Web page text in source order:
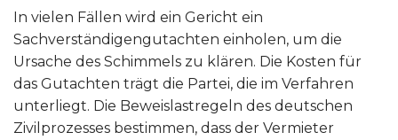
In vielen Fällen wird ein Gericht ein
Sachverständigengutachten einholen, um die
Ursache des Schimmels zu klären. Die Kosten für
das Gutachten trägt die Partei, die im Verfahren
unterliegt. Die Beweislastregeln des deutschen
Zivilprozesses bestimmen, dass der Vermieter